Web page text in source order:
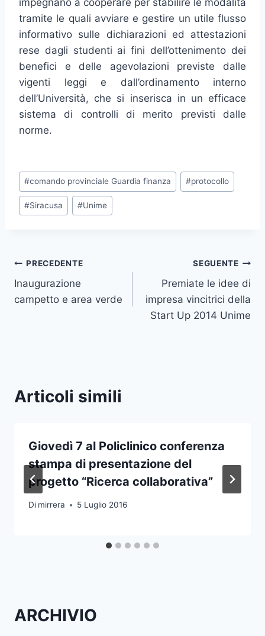
impegnano a cooperare per stabilire le modalità
tramite le quali avviare e gestire un utile flusso
informativo sulle dichiarazioni ed attestazioni
rese dagli studenti ai fini dell’ottenimento dei
benefici e delle agevolazioni previste dalle
vigenti leggi e dall’ordinamento interno
dell’Università, che si inserisca in un efficace
sistema di controlli di merito previsti dalle
norme.
Tag
articolo:
#comando provinciale Guardia finanza #protocollo
#Siracusa #Unime
Navigazione
articoli
PRECEDENTE
Inaugurazione
campetto e area verde
SEGUENTE
Premiate le idee di
impresa vincitrici della
Start Up 2014 Unime
Articoli simili
Giovedì 7 al Policlinico conferenza
stampa di presentazione del
progetto “Ricerca collaborativa”
Di mirrera 5 Luglio 2016
ARCHIVIO